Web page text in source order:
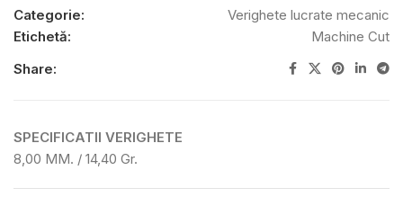
Categorie:
Verighete lucrate mecanic
Etichetă:
Machine Cut
Share:
SPECIFICATII VERIGHETE
8,00 MM. / 14,40 Gr.